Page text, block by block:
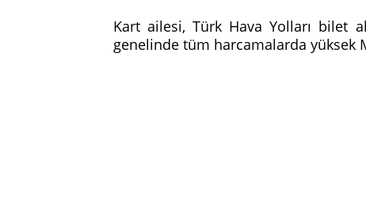
Kart ailesi, Türk Hava Yolları bilet
genelinde tüm harcamalarda yüksek